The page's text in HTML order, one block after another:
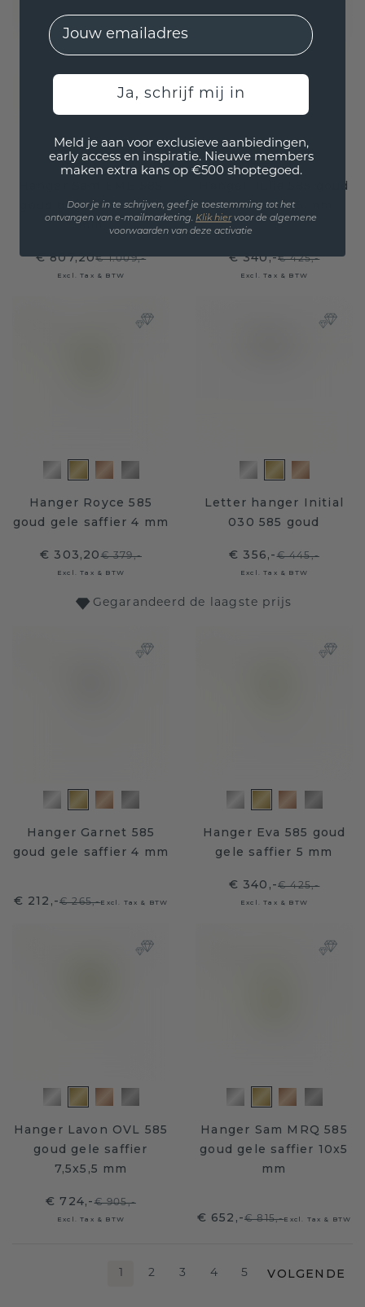
goud gele saffier 7x5
mm
€ 807,20€ 1.009,-
Excl. Tax & BTW
Hanger Julia 585 goud
gele saffier 5 mm
€ 340,-€ 425,-
Excl. Tax & BTW
Hanger Royce 585
goud gele saffier 4 mm
€ 303,20€ 379,-
Excl. Tax & BTW
Letter hanger Initial
030 585 goud
€ 356,-€ 445,-
Excl. Tax & BTW
Gegarandeerd de laagste prijs
Hanger Garnet 585
goud gele saffier 4 mm
€ 212,-€ 265,-Excl. Tax & BTW
Hanger Eva 585 goud
gele saffier 5 mm
€ 340,-€ 425,-
Excl. Tax & BTW
Hanger Lavon OVL 585
goud gele saffier
7,5x5,5 mm
€ 724,-€ 905,-
Excl. Tax & BTW
Hanger Sam MRQ 585
goud gele saffier 10x5
mm
€ 652,-€ 815,-Excl. Tax & BTW
1 2 3 4 5 VOLGENDE
EMail
Ja, schrijf mij in
Meld je aan voor exclusieve aanbiedingen,
early access en inspiratie. Nieuwe members
maken extra kans op €500 shoptegoed.
Door je in te schrijven, geef je toestemming tot het
ontvangen van e-mailmarketing. Klik hiervoor de algemene
voorwaarden van deze activatie